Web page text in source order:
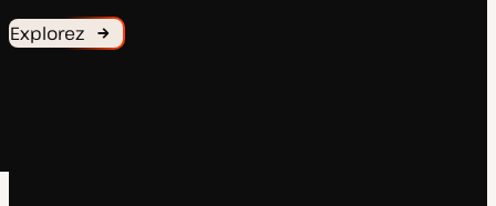
Explorez